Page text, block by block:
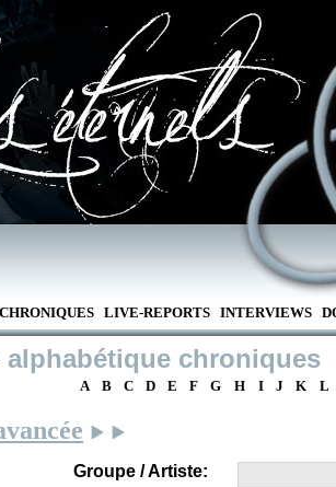
CHRONIQUES LIVE-REPORTS INTERVIEWS
alphabétique chroniques
A B C D E F G H I J K L
Groupe / Artiste: